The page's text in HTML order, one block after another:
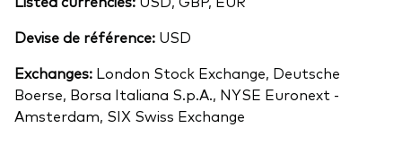
Devise de référence: USD
Exchanges: London Stock Exchange, Deutsche
Boerse, Borsa Italiana S.p.A., NYSE Euronext -
Amsterdam, SIX Swiss Exchange